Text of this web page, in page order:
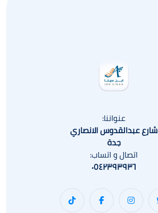
عنواننا:
شارع عبدالقدوس الانصاري
جدة
اتصال و اتساب:
٠٥٤٢٣٩٣٩٣٦